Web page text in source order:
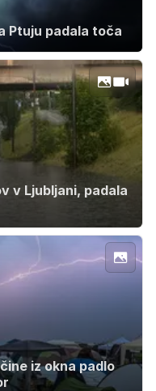
Ptuju padala toča
v Ljubljani, padala
iz okna padlo